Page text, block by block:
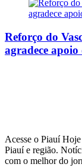
Reforço do
agradece
Acesse o Piauí
Piauí e região.
com o melhor do